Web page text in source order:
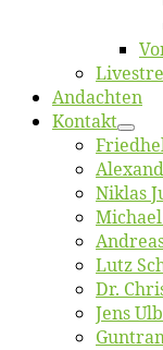
An­dach­ten
Kon­takt
Ni­klas
Lutz
Dr.
Jens